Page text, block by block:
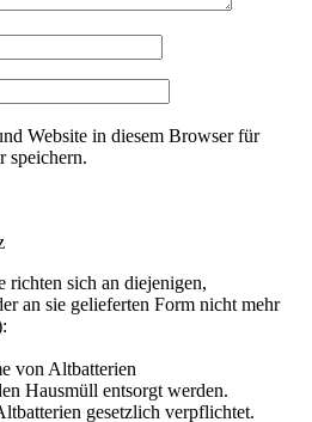
Website in diesem Browser für
speichern.
sich an diejenigen,
an sie gelieferten Form nicht mehr
von Altbatterien
Hausmüll entsorgt werden.
gesetzlich verpflichtet.